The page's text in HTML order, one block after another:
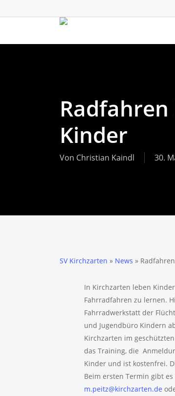
to
content
Kinder
Von Christian Kaindl 30.
SV Kirchzarten » News »
In Kirchzarten leben
Fahrradfahren zu lernen.
Fahrradwerkstatt der
und Jugendbüro Kindern
Kirchzarten im
das Training, die
Kinder und ist kostenfrei.
Beim ersten Termin gibt
m.peitz@kirchzarten.de